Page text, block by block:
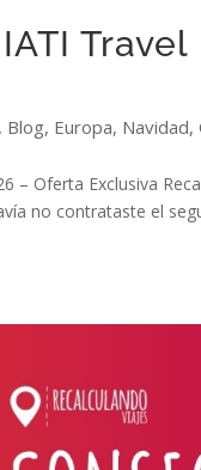
, Blog, Europa, Navidad,
– Oferta Exclusiva
no contrataste el